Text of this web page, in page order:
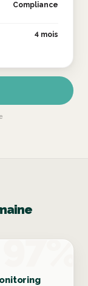
Compliance
4 mois
97%